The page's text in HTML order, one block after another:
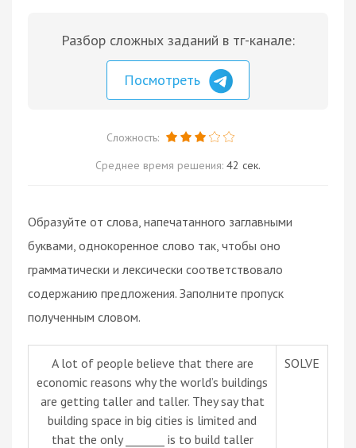
Разбор сложных заданий в тг-канале:
Посмотреть
Сложность:
Среднее время решения: 42 сек.
Образуйте от слова, напечатанного заглавными
буквами, однокоренное слово так, чтобы оно
грамматически и лексически соответствовало
содержанию предложения. Заполните пропуск
полученным словом.
A lot of people believe that there are
economic reasons why the world’s buildings
are getting taller and taller. They say that
building space in big cities is limited and
that the only _______ is to build taller
SOLVE